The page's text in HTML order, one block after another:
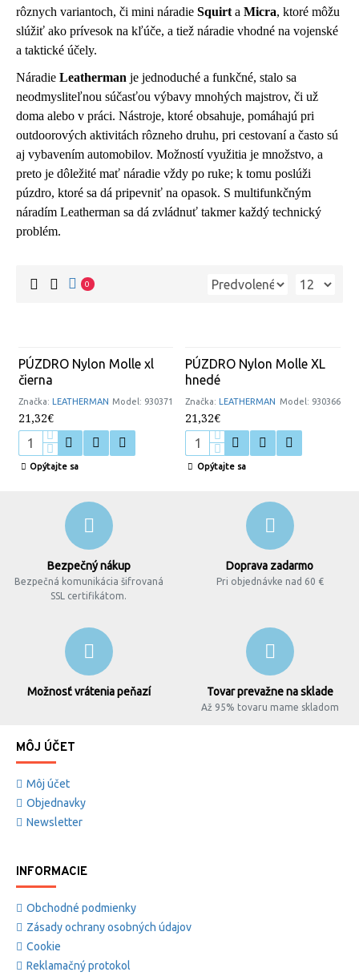
rôznych variantoch, či mini náradie Squirt a Micra, ktoré môžu
slúžiť ako prívesok na kľúče, a tiež náradie vhodné na vojenské
a taktické účely.
Náradie Leatherman je jednoduché a funkčné, stalo sa
neodmysliteľnou súčasťou výbavy mnohých majstrov, či už
doma alebo v práci. Nástroje, ktoré obsahuje, pomáhajú pri
outdoorových aktivitách rôzneho druhu, pri cestovaní a často sú
aj vybavením automobilov. Možností využitia je množstvo, a
preto je dôležité mať náradie vždy po ruke; k tomu poslúži
púzdro, ktoré sa dá pripevniť na opasok. S multifunkčným
náradím Leatherman sa dá zvládnuť takmer každý technický
problém.
0
Značka: LEATHERMAN Model: 930371
PÚZDRO Nylon Molle xl
čierna
21,32€
Opýtajte sa
Značka: LEATHERMAN Model: 930366
PÚZDRO Nylon Molle XL
hnedé
21,32€
Opýtajte sa
Bezpečný nákup
Bezpečná komunikácia šifrovaná
SSL certifikátom.
Doprava zadarmo
Pri objednávke nad 60 €
Možnosť vrátenia peňazí Tovar prevažne na sklade
Až 95% tovaru mame skladom
MÔJ ÚČET
Môj účet
Objednavky
Newsletter
INFORMACIE
Obchodné podmienky
Zásady ochrany osobných údajov
Cookie
Reklamačný protokol